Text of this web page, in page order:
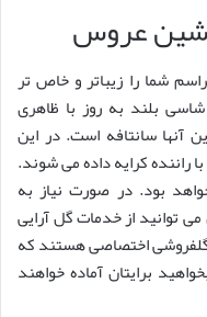
عروس
شما را زیباتر و خاص تر
بلند به روز با ظاهری
آنها سانتافه است. در این
کرایه داده می شوند.
شما خواهد بود. در صورت نیاز به
از خدمات گل آرایی
اختصاصی هستند که
برایتان آماده خواهند